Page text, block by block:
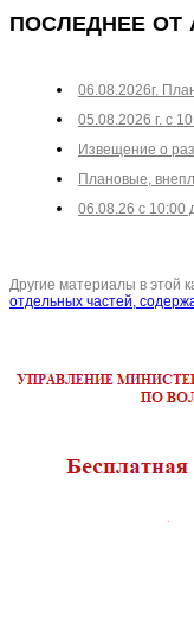
ПОСЛЕДНЕЕ ОТ
06.08.2026г.
05.08.2026 г. с
Извещение о
Плановые,
06.08.26 с 10:00
Другие материалы в этой
отдельных частей,